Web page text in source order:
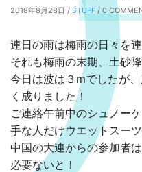
2018年8月28日 / STUFF / 0
連日の雨は梅雨の日々を
それも梅雨の末期、土砂
今日は波は３mでしたが
く成りました！
ご連絡午前中のシュノー
手な人だけウエットスー
中国の大連からの参加者
必要ないと！